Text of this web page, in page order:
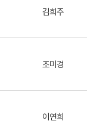
김희주
조미경
이연희